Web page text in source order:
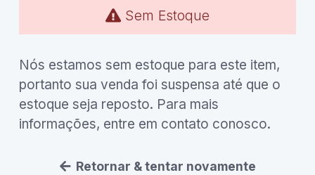
Sem Estoque
Nós estamos sem estoque para este item,
portanto sua venda foi suspensa até que o
estoque seja reposto. Para mais
informações, entre em contato conosco.
Retornar & tentar novamente